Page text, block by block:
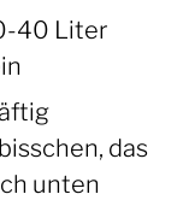
40 Liter
das
unten